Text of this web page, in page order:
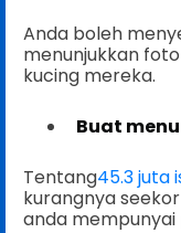
Anda boleh
menunjukkan
kucing mereka.
Buat
Tentang45.3 juta
kurangnya
anda mempunyai